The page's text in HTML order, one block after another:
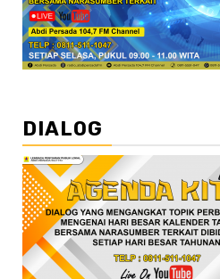
DIALOG